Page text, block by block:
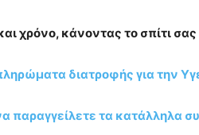
χρόνο, κάνοντας το σπίτι
διατροφής για την
παραγγείλετε τα κατάλληλα